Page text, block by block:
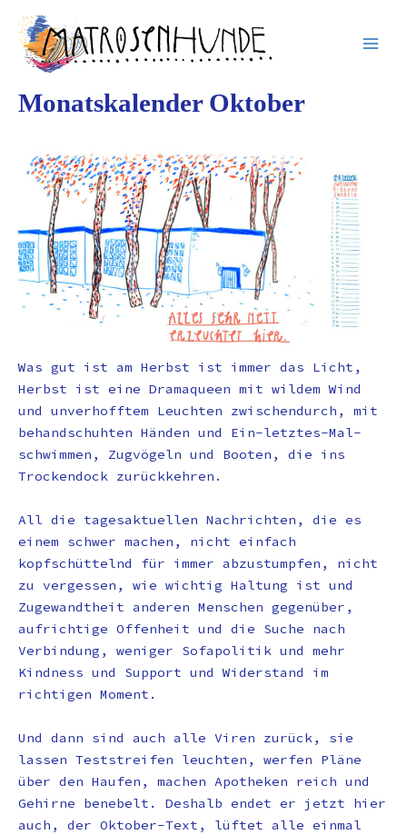
springen
Inhalt
springen
Monatskalender Oktober
Was gut ist am Herbst ist immer das Licht,
Herbst ist eine Dramaqueen mit wildem Wind
und unverhofftem Leuchten zwischendurch, mit
behandschuhten Händen und Ein-letztes-Mal-
schwimmen, Zugvögeln und Booten, die ins
Trockendock zurückkehren.
All die tagesaktuellen Nachrichten, die es
einem schwer machen, nicht einfach
kopfschüttelnd für immer abzustumpfen, nicht
zu vergessen, wie wichtig Haltung ist und
Zugewandtheit anderen Menschen gegenüber,
aufrichtige Offenheit und die Suche nach
Verbindung, weniger Sofapolitik und mehr
Kindness und Support und Widerstand im
richtigen Moment.
Und dann sind auch alle Viren zurück, sie
lassen Teststreifen leuchten, werfen Pläne
über den Haufen, machen Apotheken reich und
Gehirne benebelt. Deshalb endet er jetzt hier
auch, der Oktober-Text, lüftet alle einmal